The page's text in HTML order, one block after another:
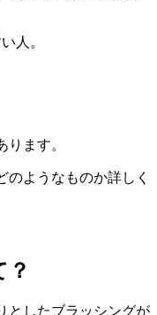
人。
ます。
ようなものか詳しく
？
としたブラッシングが